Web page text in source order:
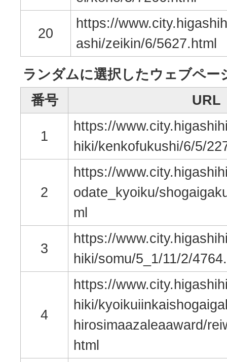
20
https://
ashi/zeikin/6/5627.html
ランダムに選択したウェブペー
番号
URL
1
https://
hiki/kenkofukushi/6/5/
2
https://
odate_kyoiku/
ml
3
https://
hiki/somu/5_1/11/2/
4
https://
hiki/
hirosimaazaleaaward/
html